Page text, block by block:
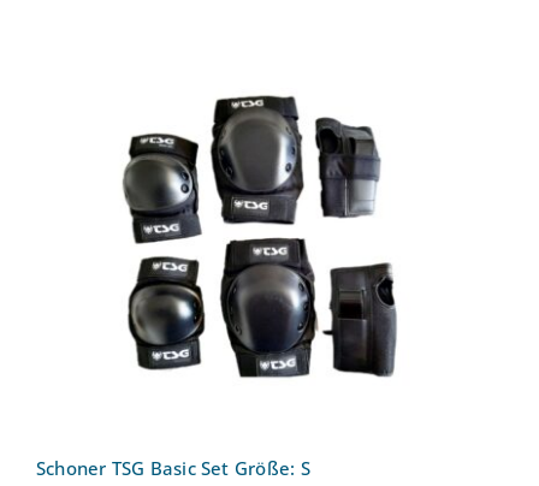
Schoner TSG Basic Set Größe: S
Schoner TSG Basic Set Größe: S